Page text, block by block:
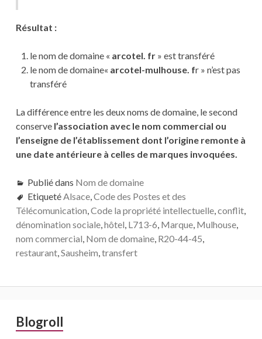
Résultat :
le nom de domaine « arcotel. fr» est transféré
le nom de domaine« arcotel-mulhouse. fr » n’est pas
transféré
La différence entre les deux noms de domaine, le second
conserve l’association avec le nom commercial ou
l’enseigne de l’établissement dont l’origine remonte à
une date antérieure à celles de marques invoquées.
Publié dans Nom de domaine
EtiquetéAlsace,Code des Postes et des
Télécomunication,Code la propriété intellectuelle,conflit,
dénomination sociale,hôtel, L713-6, Marque, Mulhouse,
nom commercial, Nom de domaine, R20-44-45,
restaurant,Sausheim,transfert
Barre
Blogroll